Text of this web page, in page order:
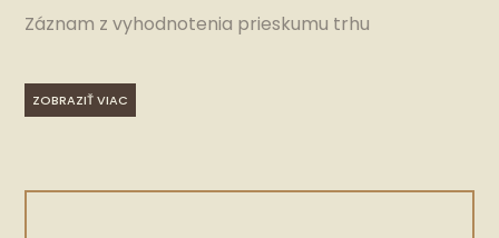
Záznam z vyhodnotenia prieskumu trhu
ZOBRAZIŤ VIAC